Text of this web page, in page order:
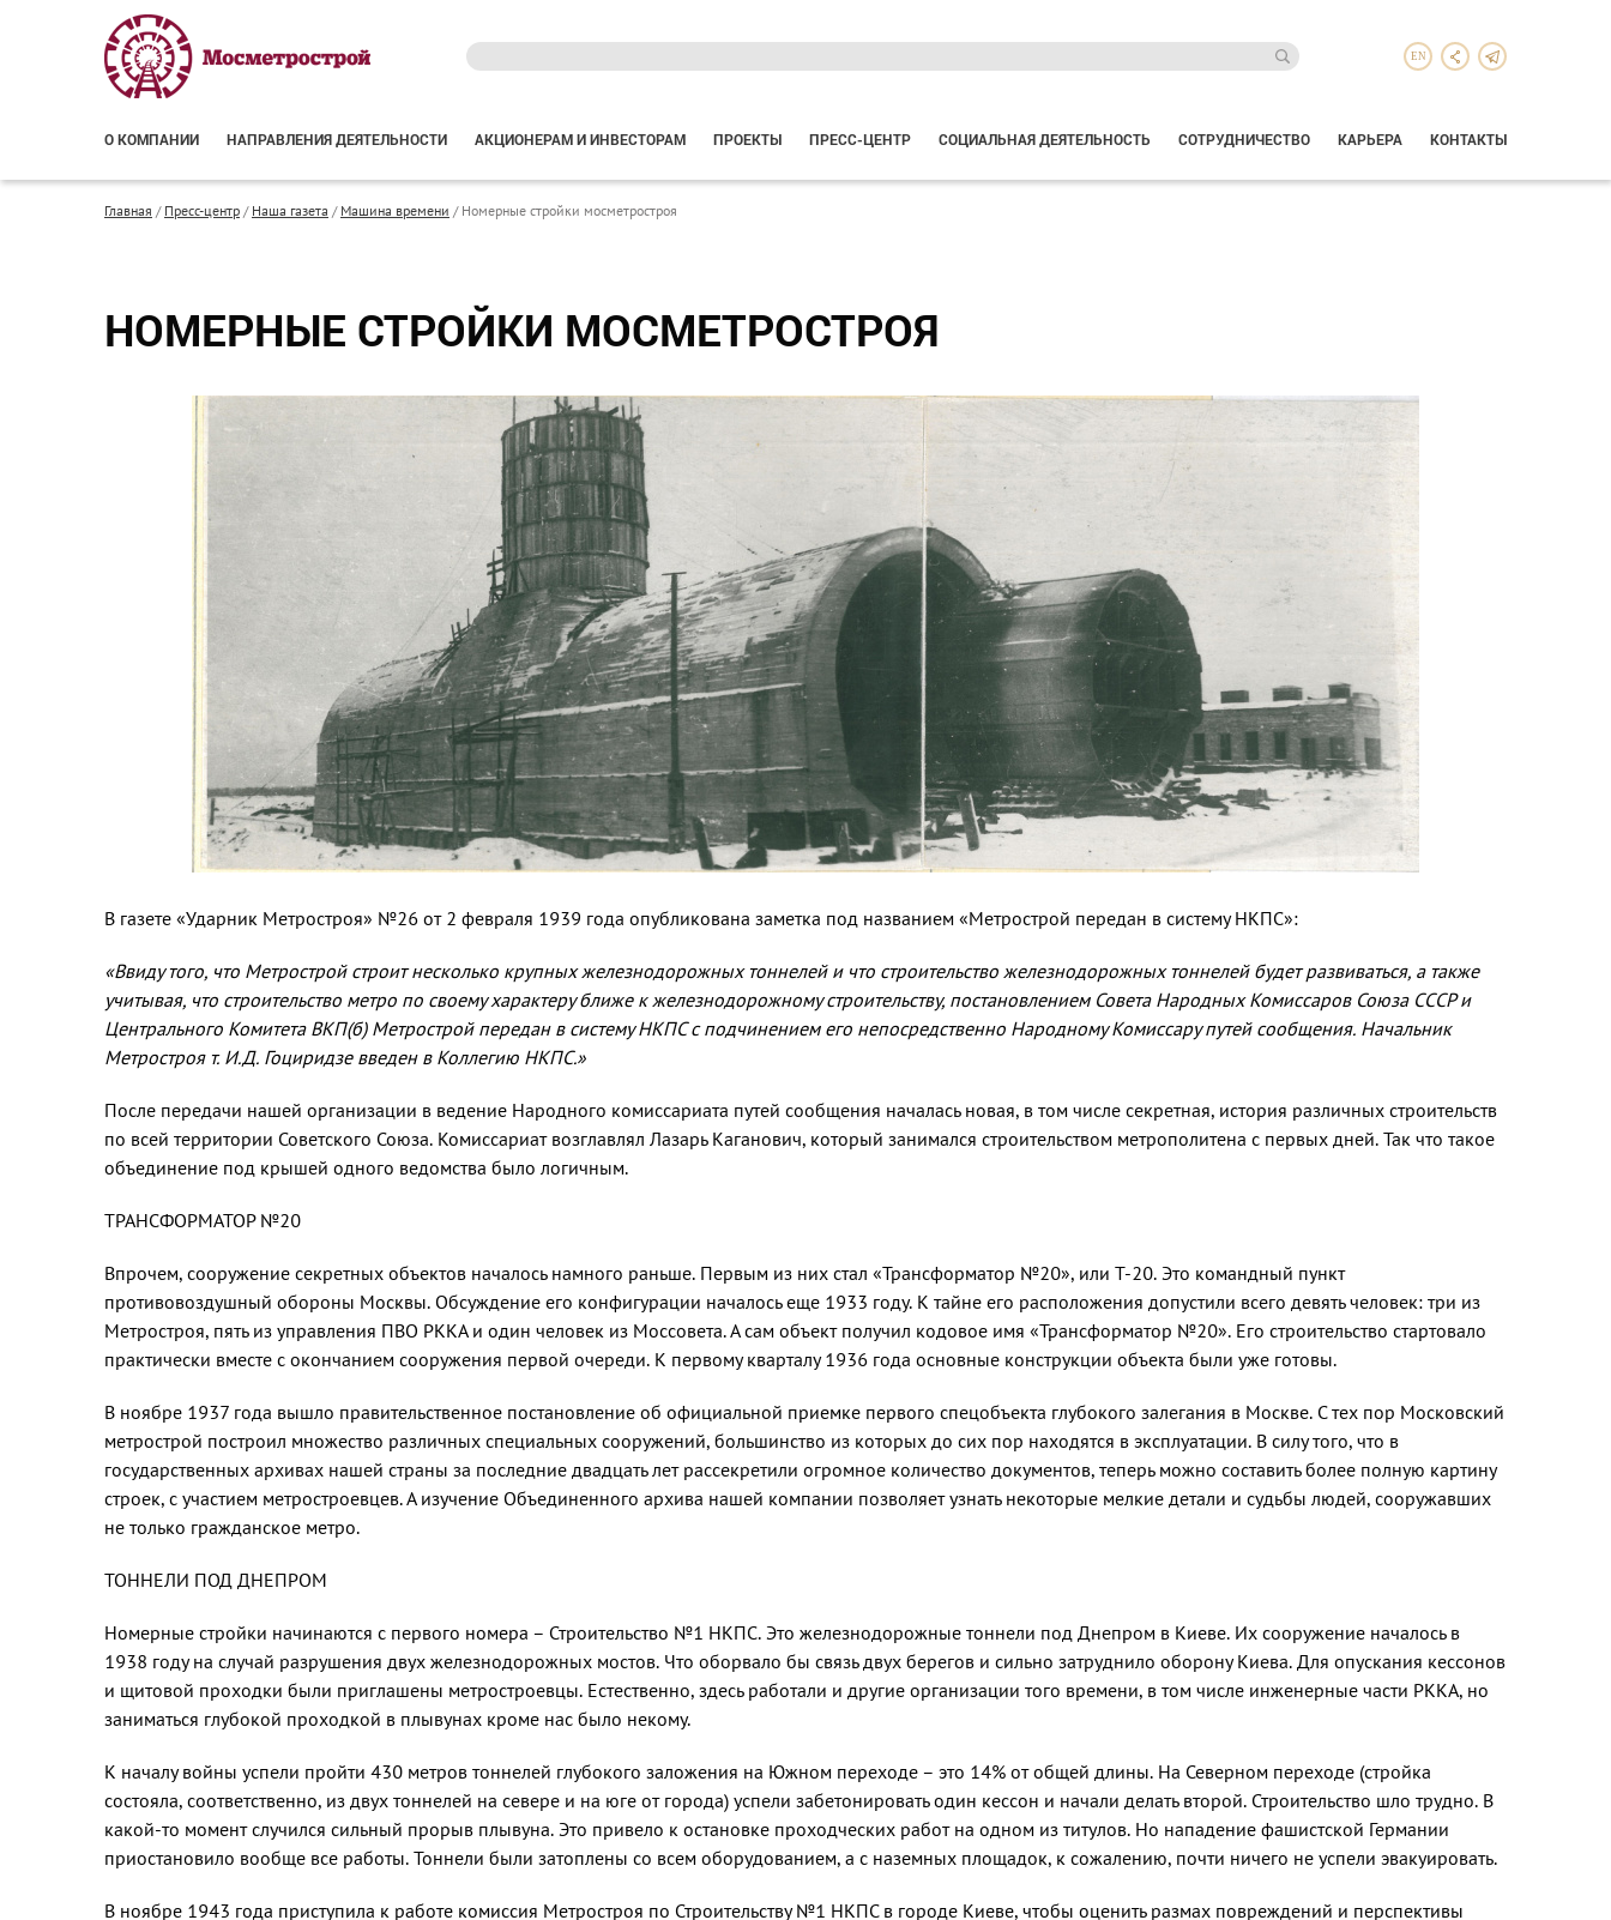
EN
О КОМПАНИИ НАПРАВЛЕНИЯ ДЕЯТЕЛЬНОСТИ АКЦИОНЕРАМ И ИНВЕСТОРАМ ПРОЕКТЫ ПРЕСС-ЦЕНТР СОЦИАЛЬНАЯ ДЕЯТЕЛЬНОСТЬ СОТРУДНИЧЕСТВО КАРЬЕРА КОНТАКТЫ
Главная / Пресс-центр / Наша газета / Машина времени /Номерные стройки мосметростроя
НОМЕРНЫЕ СТРОЙКИ МОСМЕТРОСТРОЯ
В газете «Ударник Метростроя» №26 от 2 февраля 1939 года опубликована заметка под названием «Метрострой передан в систему НКПС»:
«Ввиду того, что Метрострой строит несколько крупных железнодорожных тоннелей и что строительство железнодорожных тоннелей будет развиваться, а также
учитывая, что строительство метро по своему характеру ближе к железнодорожному строительству, постановлением Совета Народных Комиссаров Союза СССР и
Центрального Комитета ВКП(б) Метрострой передан в систему НКПС с подчинением его непосредственно Народному Комиссару путей сообщения. Начальник
Метростроя т. И.Д. Гоциридзе введен в Коллегию НКПС.»
После передачи нашей организации в ведение Народного комиссариата путей сообщения началась новая, в том числе секретная, история различных строительств
по всей территории Советского Союза. Комиссариат возглавлял Лазарь Каганович, который занимался строительством метрополитена с первых дней. Так что такое
объединение под крышей одного ведомства было логичным.
ТРАНСФОРМАТОР №20
Впрочем, сооружение секретных объектов началось намного раньше. Первым из них стал «Трансформатор №20», или Т-20. Это командный пункт
противовоздушный обороны Москвы. Обсуждение его конфигурации началось еще 1933 году. К тайне его расположения допустили всего девять человек: три из
Метростроя, пять из управления ПВО РККА и один человек из Моссовета. А сам объект получил кодовое имя «Трансформатор №20». Его строительство стартовало
практически вместе с окончанием сооружения первой очереди. К первому кварталу 1936 года основные конструкции объекта были уже готовы.
В ноябре 1937 года вышло правительственное постановление об официальной приемке первого спецобъекта глубокого залегания в Москве. С тех пор Московский
метрострой построил множество различных специальных сооружений, большинство из которых до сих пор находятся в эксплуатации. В силу того, что в
государственных архивах нашей страны за последние двадцать лет рассекретили огромное количество документов, теперь можно составить более полную картину
строек, с участием метростроевцев. А изучение Объединенного архива нашей компании позволяет узнать некоторые мелкие детали и судьбы людей, сооружавших
не только гражданское метро.
ТОННЕЛИ ПОД ДНЕПРОМ
Номерные стройки начинаются с первого номера – Строительство №1 НКПС. Это железнодорожные тоннели под Днепром в Киеве. Их сооружение началось в
1938 году на случай разрушения двух железнодорожных мостов. Что оборвало бы связь двух берегов и сильно затруднило оборону Киева. Для опускания кессонов
и щитовой проходки были приглашены метростроевцы. Естественно, здесь работали и другие организации того времени, в том числе инженерные части РККА, но
заниматься глубокой проходкой в плывунах кроме нас было некому.
К началу войны успели пройти 430 метров тоннелей глубокого заложения на Южном переходе – это 14% от общей длины. На Северном переходе (стройка
состояла, соответственно, из двух тоннелей на севере и на юге от города) успели забетонировать один кессон и начали делать второй. Строительство шло трудно. В
какой-то момент случился сильный прорыв плывуна. Это привело к остановке проходческих работ на одном из титулов. Но нападение фашистской Германии
приостановило вообще все работы. Тоннели были затоплены со всем оборудованием, а с наземных площадок, к сожалению, почти ничего не успели эвакуировать.
В ноябре 1943 года приступила к работе комиссия Метростроя по Строительству №1 НКПС в городе Киеве, чтобы оценить размах повреждений и перспективы